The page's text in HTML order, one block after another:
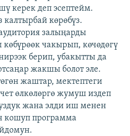
керек деп эсептейм.
калтырбай көрөбүз.
залыңарды
чакырып, көчөдөгү
берип, убакытты да
жакшы болот эле.
жаштар, мектептеги
өлкөлөргө жумуш издеп
жана элди иш менен
кошуп программа